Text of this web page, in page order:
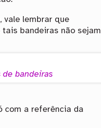
vale lembrar que
bandeiras não sejam
de bandeiras
com a referência da